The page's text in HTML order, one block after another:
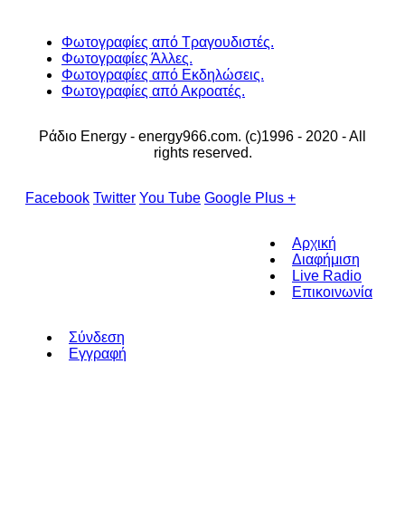
Φωτογραφίες από Τραγουδιστές.
Φωτογραφίες Άλλες.
Φωτογραφίες από Εκδηλώσεις.
Φωτογραφίες από Ακροατές.
Ράδιο Energy - energy966.com. (c)1996 - 2020 - All
rights reserved.
Facebook Twitter You Tube Google Plus +
Αρχική
Διαφήμιση
Live Radio
Επικοινωνία
Σύνδεση
Εγγραφή